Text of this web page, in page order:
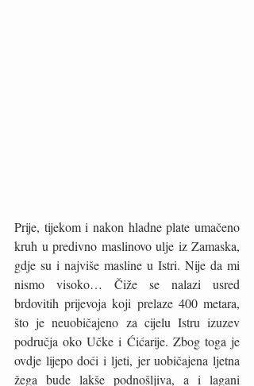
Prije, tijekom i nakon hladne plate umačeno
kruh u predivno maslinovo ulje iz Zamaska,
gdje su i najviše masline u Istri. Nije da mi
nismo visoko… Čiže se nalazi usred
brdovitih prijevoja koji prelaze 400 metara,
što je neuobičajeno za cijelu Istru izuzev
područja oko Učke i Ćićarije. Zbog toga je
ovdje lijepo doći i ljeti, jer uobičajena ljetna
žega bude lakše podnošljiva, a i lagani